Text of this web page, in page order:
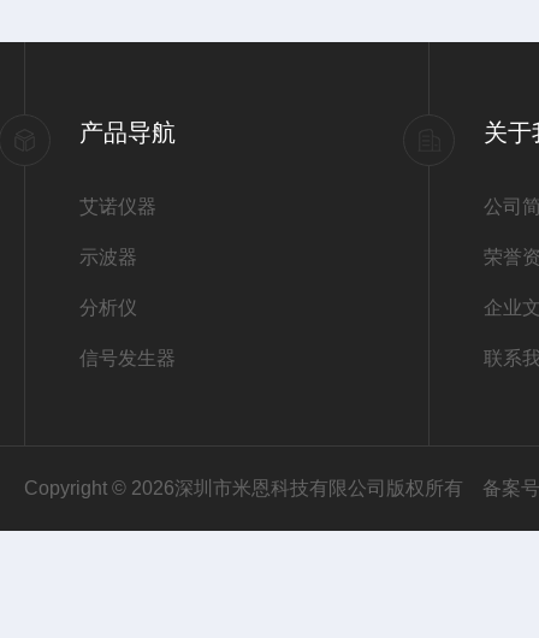
产品导航
艾诺仪器
示波器
分析仪
信号发生器
关于
公司
荣誉
企业
联系
Copyright © 2026深圳市米恩科技有限公司版权所有 备案